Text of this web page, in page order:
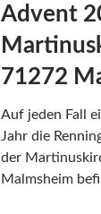
Advent
71272
Auf jeden Fall
Jahr die
der
Malmsheim